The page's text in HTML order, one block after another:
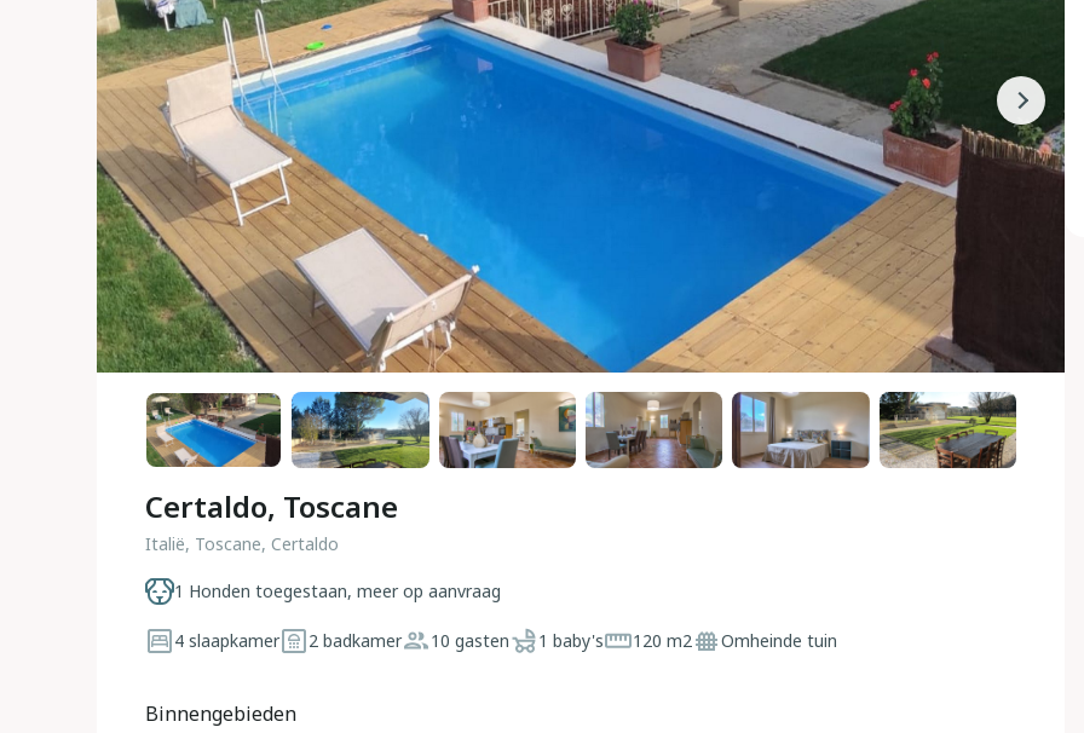
Certaldo, Toscane
Italië, Toscane, Certaldo
1 Honden toegestaan, meer op aanvraag
4 slaapkamer 2 badkamer 10 gasten 1 baby's 120 m2 Omheinde tuin
Binnengebieden